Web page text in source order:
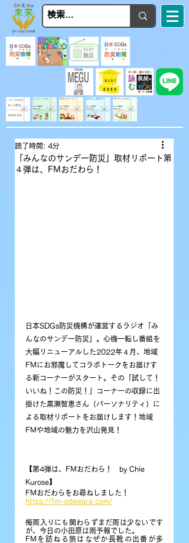
「みんなのサンデー防災」取材リポート第
４弾は、FMおだわら！
読了時間: 4分
日本SDGs防災機構が運営するラジオ「み
んなのサンデー防災」。心機一転し番組を
大幅リニューアルした2022年４月、地域
FMにお邪魔してコラボトークをお届けす
る新コーナーがスタート。その「試して！
いいね！この防災！」コーナーの収録に出
掛けた黒瀬智恵さん（パーソナリティ）に
よる取材リポートをお届けします！地域
FMや地域の魅力を沢山発見！
【第4弾は、FMおだわら！　by Chie
Kurose】
FMおだわらをお尋ねしました！
https://fm-odawara.com/
梅雨入りにも関わらずまだ雨は少ないです
が、今日の小田原は雨予報でした。
FMを訪ねる旅はなぜか長靴の出番が多